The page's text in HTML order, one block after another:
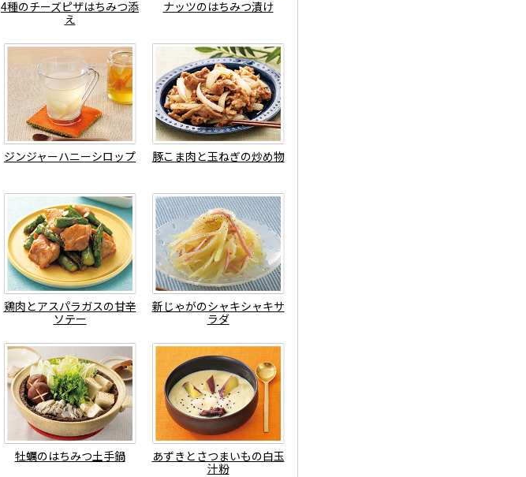
4種のチーズピザはちみつ添
え
ナッツのはちみつ漬け
ジンジャーハニーシロップ 豚こま肉と玉ねぎの炒め物
鶏肉とアスパラガスの甘辛
ソテー
新じゃがのシャキシャキサ
ラダ
牡蠣のはちみつ土手鍋
あずきとさつまいもの白玉
汁粉